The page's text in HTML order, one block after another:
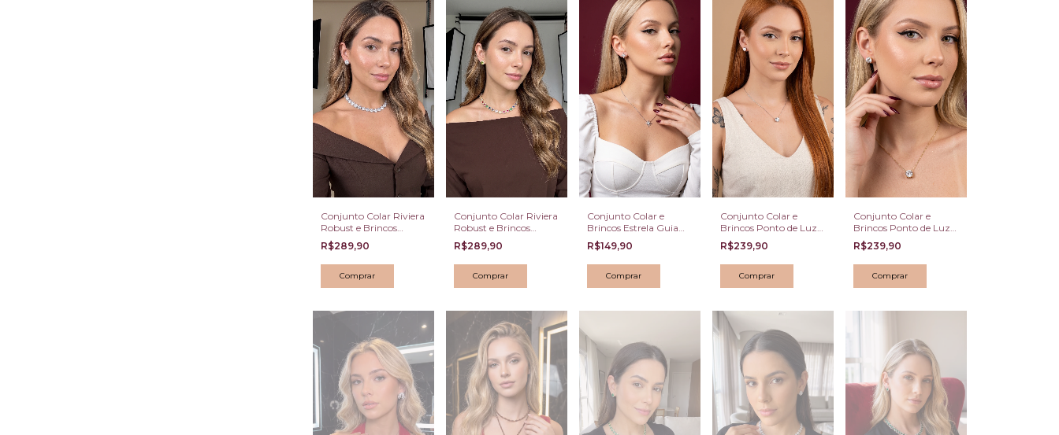
Conjunto Colar Riviera
Robust e Brincos
Botão Cravejados em
Halo de Zircônias
R$289,90
Conjunto Colar Riviera
Robust e Brincos
Botão Cravejados em
Halo de Zircônias
Multicores
R$289,90
Conjunto Colar e
Brincos Estrela Guia
Cravejado em
Zircônias
R$149,90
Conjunto Colar e
Brincos Ponto de Luz
em Zircônia Prateado
R$239,90
Conjunto Colar e
Brincos Ponto de Luz
em Zircônia Dourado
R$239,90